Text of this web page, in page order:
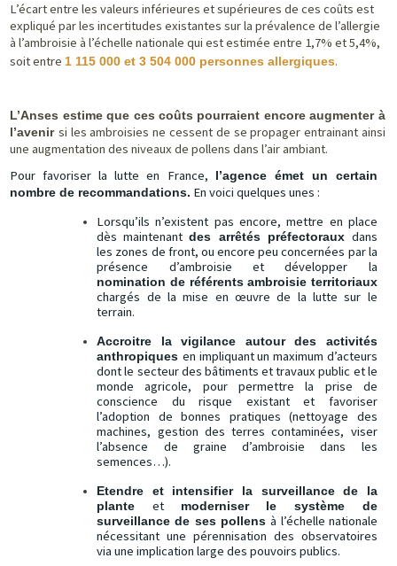
L’écart entre les valeurs inférieures et supérieures de ces coûts est
expliqué par les incertitudes existantes sur la prévalence de l’allergie
à l’ambroisie à l’échelle nationale qui est estimée entre 1,7% et 5,4%,
soit entre1 115 000 et 3 504 000 personnes allergiques.
L’Anses estime que ces coûts pourraient encore augmenter à
l’avenir si les ambroisies ne cessent de se propager entrainant ainsi
une augmentation des niveaux de pollens dans l’air ambiant.
Pour favoriser la lutte en France,
l’agence émet un certain
nombre de recommandations. En voici quelques unes :
Lorsqu’ils n’existent pas encore, mettre en place
dès maintenantdes arrêtés préfectoraux dans
les zones de front, ou encore peu concernées par la
présence d’ambroisie et développer la
nomination de référents ambroisie territoriaux
chargés de la mise en œuvre de la lutte sur le
terrain.
Accroitre la vigilance autour des activités
anthropiques en impliquant un maximum d’acteurs
dont le secteur des bâtiments et travaux public et le
monde agricole, pour permettre la prise de
conscience du risque existant et favoriser
l’adoption de bonnes pratiques (nettoyage des
machines, gestion des terres contaminées, viser
l’absence de graine d’ambroisie dans les
semences…).
Etendre et intensifier la surveillance de la
plante et
moderniser le système de
surveillance de ses pollensà l’échelle nationale
nécessitant une pérennisation des observatoires
via une implication large des pouvoirs publics.